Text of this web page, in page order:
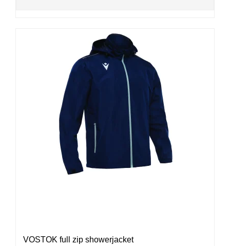
VOSTOK full zip showerjacket